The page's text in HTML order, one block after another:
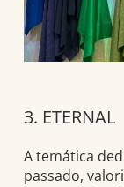
3. ETERNAL
A temática
passado,